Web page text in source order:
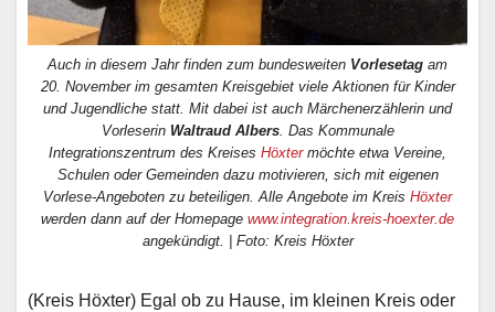
Auch in diesem Jahr finden zum bundesweiten Vorlesetag am
20. November im gesamten Kreisgebiet viele Aktionen für Kinder
und Jugendliche statt. Mit dabei ist auch Märchenerzählerin und
Vorleserin Waltraud Albers. Das Kommunale
Integrationszentrum des Kreises Höxtermöchte etwa Vereine,
Schulen oder Gemeinden dazu motivieren, sich mit eigenen
Vorlese-Angeboten zu beteiligen. Alle Angebote im Kreis Höxter
werden dann auf der Homepage www.integration.kreis-hoexter.de
angekündigt. | Foto: Kreis Höxter
(Kreis Höxter) Egal ob zu Hause, im kleinen Kreis oder